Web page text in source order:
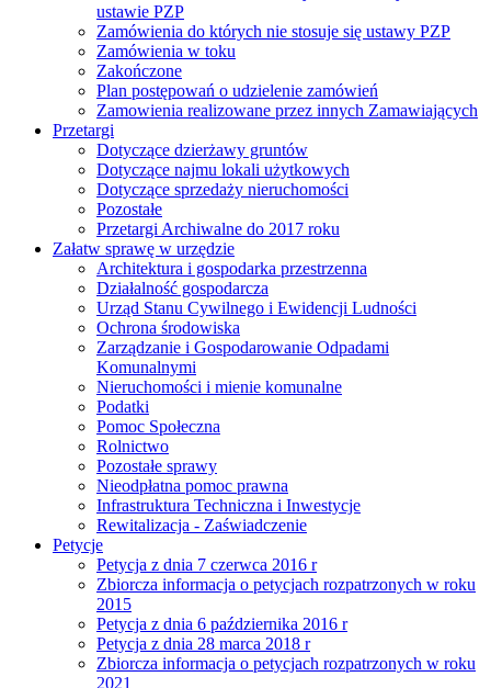
ustawie PZP
Zamówienia do których nie stosuje się ustawy PZP
Zamówienia w toku
Zakończone
Plan postępowań o udzielenie zamówień
Zamowienia realizowane przez innych Zamawiających
Przetargi
Dotyczące dzierżawy gruntów
Dotyczące najmu lokali użytkowych
Dotyczące sprzedaży nieruchomości
Pozostałe
Przetargi Archiwalne do 2017 roku
Załatw sprawę w urzędzie
Architektura i gospodarka przestrzenna
Działalność gospodarcza
Urząd Stanu Cywilnego i Ewidencji Ludności
Ochrona środowiska
Zarządzanie i Gospodarowanie Odpadami
Komunalnymi
Nieruchomości i mienie komunalne
Podatki
Pomoc Społeczna
Rolnictwo
Pozostałe sprawy
Nieodpłatna pomoc prawna
Infrastruktura Techniczna i Inwestycje
Rewitalizacja - Zaświadczenie
Petycje
Petycja z dnia 7 czerwca 2016 r
Zbiorcza informacja o petycjach rozpatrzonych w roku
2015
Petycja z dnia 6 października 2016 r
Petycja z dnia 28 marca 2018 r
Zbiorcza informacja o petycjach rozpatrzonych w roku
2021